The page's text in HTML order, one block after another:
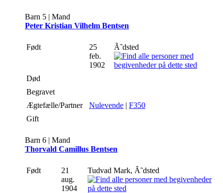
Barn 5 | Mand
Peter Kristian Vilhelm Bentsen
Født
25
feb.
1902
Ã˜dsted
Død
Begravet
Ægtefælle/Partner
Nulevende | F350
Gift
Barn 6 | Mand
Thorvald Camillus Bentsen
Født
21
aug.
1904
Tudvad Mark, Ã˜dsted